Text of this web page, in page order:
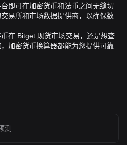
即可在加密货币和法币之间无缝切
易所和市场数据提供商，以确保数
在 Bitget 现货市场交易，还是想查
加密货币换算器都能为您提供可靠
测